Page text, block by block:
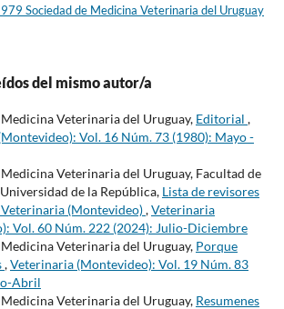
Sociedad de Medicina Veterinaria del Uruguay
del mismo autor/a
Medicina Veterinaria del Uruguay, Editorial ,
Vol. 16 Núm. 73 (1980): Mayo -
Veterinaria del Uruguay, Facultad de
de la República, Lista de revisores
(Montevideo),Veterinaria
Vol. 60 Núm. 222 (2024): Julio-Diciembre
Medicina Veterinaria del Uruguay, Porque
,Veterinaria (Montevideo): Vol. 19 Núm. 83
Abril
Medicina Veterinaria del Uruguay, Resumenes